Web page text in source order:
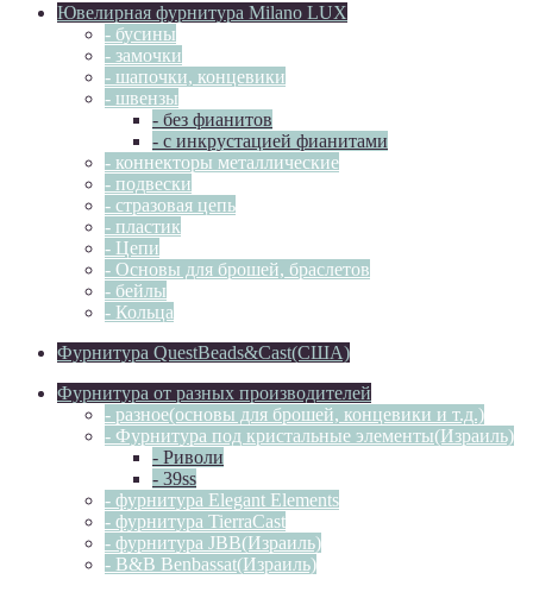
Ювелирная фурнитура Milano LUX
- бусины
- замочки
- шапочки, концевики
- швензы
- без фианитов
- с инкрустацией фианитами
- коннекторы металлические
- подвески
- стразовая цепь
- пластик
- Цепи
- Основы для брошей, браслетов
- бейлы
- Кольца
Фурнитура QuestBeads&Cast(США)
Фурнитура от разных производителей
- разное(основы для брошей, концевики и т.д.)
- Фурнитура под кристальные элементы(Израиль)
- Риволи
- 39ss
- фурнитура Elegant Elements
- фурнитура TierraCast
- фурнитура JBB(Израиль)
- B&B Benbassat(Израиль)